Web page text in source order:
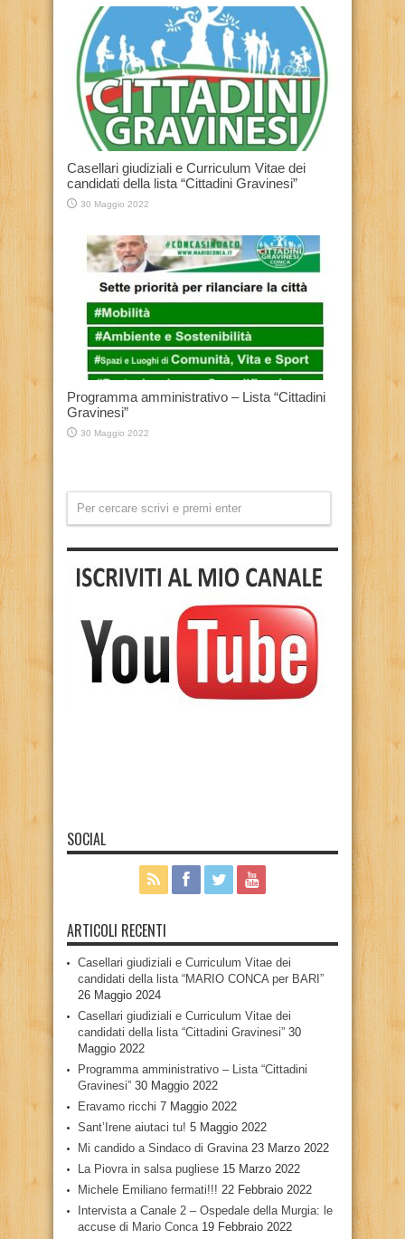
Casellari giudiziali e Curriculum Vitae dei
candidati della lista “Cittadini Gravinesi”
30 Maggio 2022
Programma amministrativo – Lista “Cittadini
Gravinesi”
30 Maggio 2022
SOCIAL
ARTICOLI RECENTI
Casellari giudiziali e Curriculum Vitae dei
candidati della lista “MARIO CONCA per BARI”
26 Maggio 2024
Casellari giudiziali e Curriculum Vitae dei
candidati della lista “Cittadini Gravinesi” 30
Maggio 2022
Programma amministrativo – Lista “Cittadini
Gravinesi” 30 Maggio 2022
Eravamo ricchi 7 Maggio 2022
Sant’Irene aiutaci tu! 5 Maggio 2022
Mi candido a Sindaco di Gravina 23 Marzo 2022
La Piovra in salsa pugliese 15 Marzo 2022
Michele Emiliano fermati!!! 22 Febbraio 2022
Intervista a Canale 2 – Ospedale della Murgia: le
accuse di Mario Conca 19 Febbraio 2022